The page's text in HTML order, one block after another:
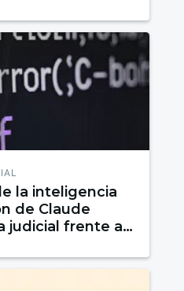
la inteligencia
de Claude
judicial frente al